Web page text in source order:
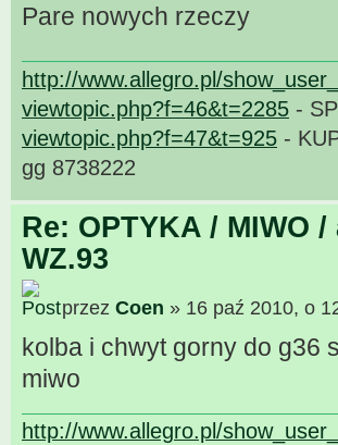
Pare nowych rzeczy
http://www.allegro.pl/
viewtopic.php?f=46&t=2285 -
viewtopic.php?f=47&t=925 -
gg 8738222
Re: OPTYKA / MIWO
WZ.93
przez Coen » 16 paź 2010, o
kolba i chwyt gorny do g36
miwo
http://www.allegro.pl/